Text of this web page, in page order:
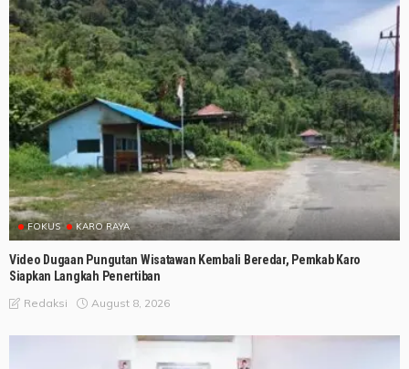
FOKUS KARO RAYA
Video Dugaan Pungutan Wisatawan Kembali Beredar, Pemkab Karo
Siapkan Langkah Penertiban
Redaksi August 8, 2026